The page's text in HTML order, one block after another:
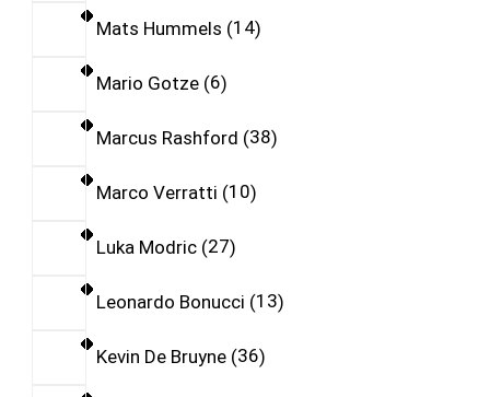
Mats Hummels 14
Mario Gotze 6
Marcus Rashford 38
Marco Verratti 10
Luka Modric 27
Leonardo Bonucci 13
Kevin De Bruyne 36